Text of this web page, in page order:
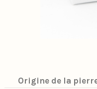
Origine de la